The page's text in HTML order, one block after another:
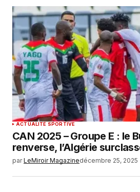
ACTUALITÉ SPORTIVE
CAN 2025 – Groupe E : le
renverse, l’Algérie
par LeMiroir Magazinedécembre 25, 2025